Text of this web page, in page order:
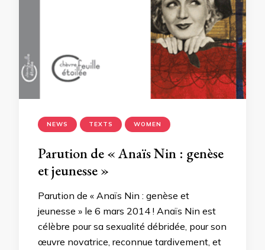
NEWS TEXTS WOMEN
Parution de « Anaïs Nin : genèse
et jeunesse »
Parution de « Anaïs Nin : genèse et
jeunesse » le 6 mars 2014 ! Anaïs Nin est
célèbre pour sa sexualité débridée, pour son
œuvre novatrice, reconnue tardivement, et